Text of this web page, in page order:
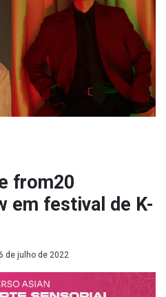
from20
em festival de K-
de julho de 2022